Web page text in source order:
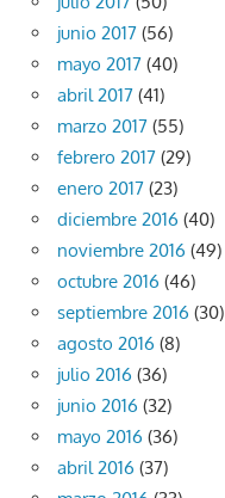
junio 2017 (56)
mayo 2017 (40)
abril 2017 (41)
marzo 2017 (55)
febrero 2017 (29)
enero 2017 (23)
diciembre 2016 (40)
noviembre 2016 (49)
octubre 2016 (46)
septiembre 2016 (30)
agosto 2016 (8)
julio 2016 (36)
junio 2016 (32)
mayo 2016 (36)
abril 2016 (37)